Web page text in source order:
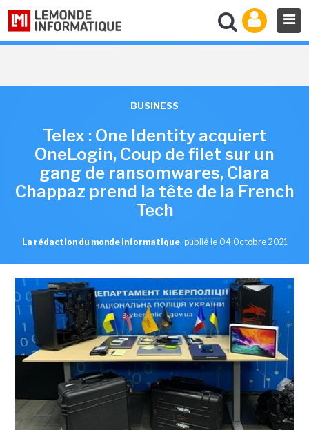
BUSINESS
Telex : One Identity acquiert
OneLogin, Coup de filet sur un
gang de ransomwares, Clara
Chappaz prend la tête de la French
Tech
La rédaction du monde informatique, publié le 04 Octobre 2021